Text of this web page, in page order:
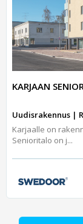
KARJAAN
Uudisrakennus |
Karjaalle on
Senioritalo on j...